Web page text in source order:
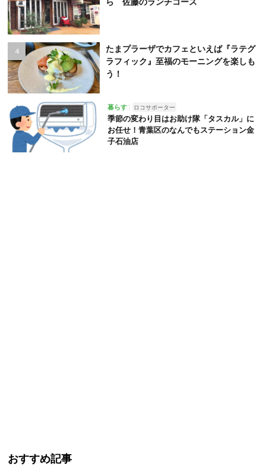
たまプラーザでカフェといえば『ラテグ
ラフィック』至福のモーニングを楽しも
う！
暮らす ロコサポーター
季節の変わり目はお助け隊「タスカル」に
お任せ！青葉区のなんでもステーション金
子石油店
おすすめ記事